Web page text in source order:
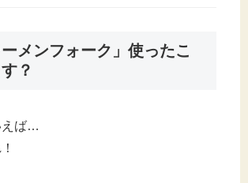
メンフォーク」使ったこ
？
えば…